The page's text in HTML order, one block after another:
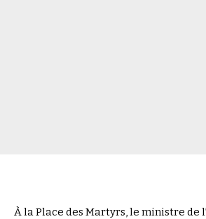
À la Place des Martyrs, le ministre de